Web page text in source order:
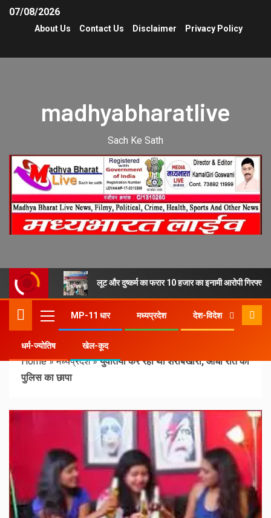
07/08/2026
About Us Contact Us Disclaimer Privacy Policy
madhyabharatlive
Sach Ke Sath
लूट और दुष्कर्म का फरार 10 हजार का इनामी आरोपी गिरफ्तार
MP-11 धार मध्यप्रदेश देश-विदेश
धर्म-ज्योतिष खेल-कूद
Home»मध्यप्रदेश»युवतियां कर रही थीं शराबखोरी, आधी रात को
पुलिस का छापा